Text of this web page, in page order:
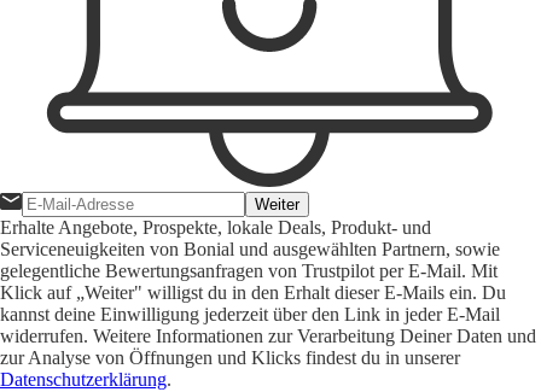
Weiter
Erhalte Angebote, Prospekte, lokale Deals, Produkt- und
Serviceneuigkeiten von Bonial und ausgewählten Partnern, sowie
gelegentliche Bewertungsanfragen von Trustpilot per E-Mail. Mit
Klick auf „Weiter" willigst du in den Erhalt dieser E-Mails ein. Du
kannst deine Einwilligung jederzeit über den Link in jeder E-Mail
widerrufen. Weitere Informationen zur Verarbeitung Deiner Daten und
zur Analyse von Öffnungen und Klicks findest du in unserer
Datenschutzerklärung.